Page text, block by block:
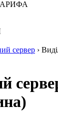
сервер ›